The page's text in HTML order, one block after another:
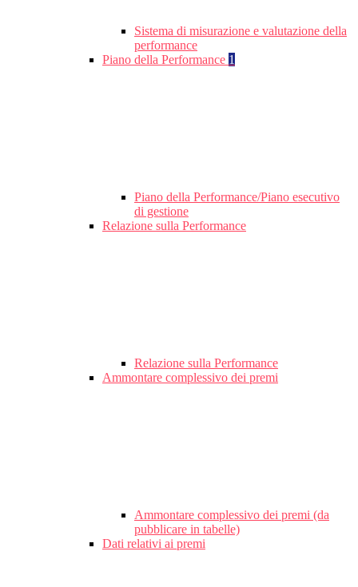
Sistema di misurazione e valutazione della
performance
Piano della Performance 1
Piano della Performance/Piano esecutivo
di gestione
Relazione sulla Performance
Relazione sulla Performance
Ammontare complessivo dei premi
Ammontare complessivo dei premi (da
pubblicare in tabelle)
Dati relativi ai premi